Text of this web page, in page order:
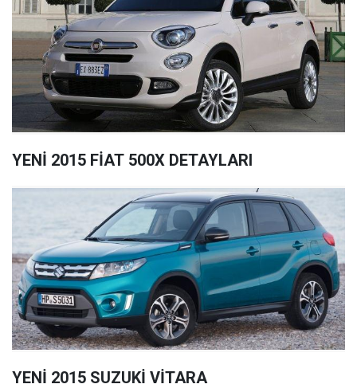
YENİ 2015 FİAT 500X DETAYLARI
YENİ 2015 SUZUKİ VİTARA